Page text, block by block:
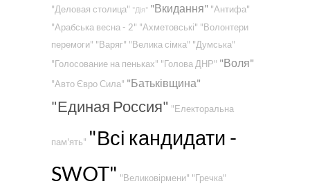
"Деловая столица" "Дія" "Вкидання" "Антифа"
"Арабська весна - 2" "Ахметовські" "Волонтери
перемоги" "Варяг" "Велика сімка" "Думська"
"Голосование на пеньках" "Голова ДНР" "Воля"
"Авто Євро Сила" "Батьківщина"
"Единая Россия" "Електоральна
пам'ять" "Всі кандидати -
SWOT" "Великовірмени" "Гречка"